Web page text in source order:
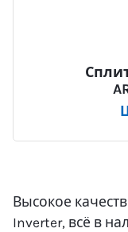
Высокое
Inverter, всё в